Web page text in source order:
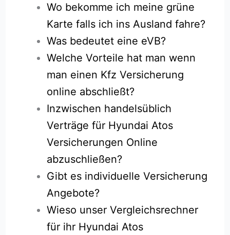
Wo bekomme ich meine grüne
Karte falls ich ins Ausland fahre?
Was bedeutet eine eVB?
Welche Vorteile hat man wenn
man einen Kfz Versicherung
online abschließt?
Inzwischen handelsüblich
Verträge für Hyundai Atos
Versicherungen Online
abzuschließen?
Gibt es individuelle Versicherung
Angebote?
Wieso unser Vergleichsrechner
für ihr Hyundai Atos